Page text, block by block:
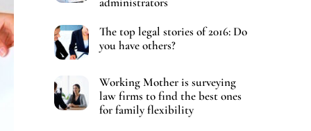
The top legal stories of 2016: Do
you have others?
Working Mother is surveying
law firms to find the best ones
for family flexibility